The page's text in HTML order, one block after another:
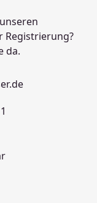
Registrierung?
da.